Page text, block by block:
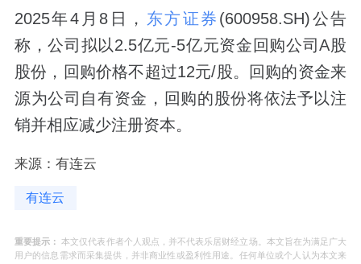
2025年4月8日， 东方证券 (600958.SH)公告
称，公司拟以2.5亿元-5亿元资金回购公司A股
股份，回购价格不超过12元/股。回购的资金来
源为公司自有资金，回购的股份将依法予以注
销并相应减少注册资本。
来源：有连云
有连云
重要提示： 本文仅代表作者个人观点，并不代表乐居财经立场。本文旨在为满足广大
用户的信息需求而采集提供，并非商业性或盈利性用途。任何单位或个人认为本文来